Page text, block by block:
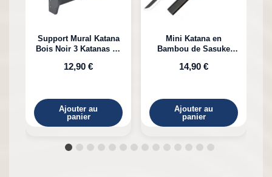
Support Mural Katana
Bois Noir 3 Katanas en
12,90 €
Ajouter au
panier
Mini Katana en
Bambou de Sasuke
14,90 €
Ajouter au
panier